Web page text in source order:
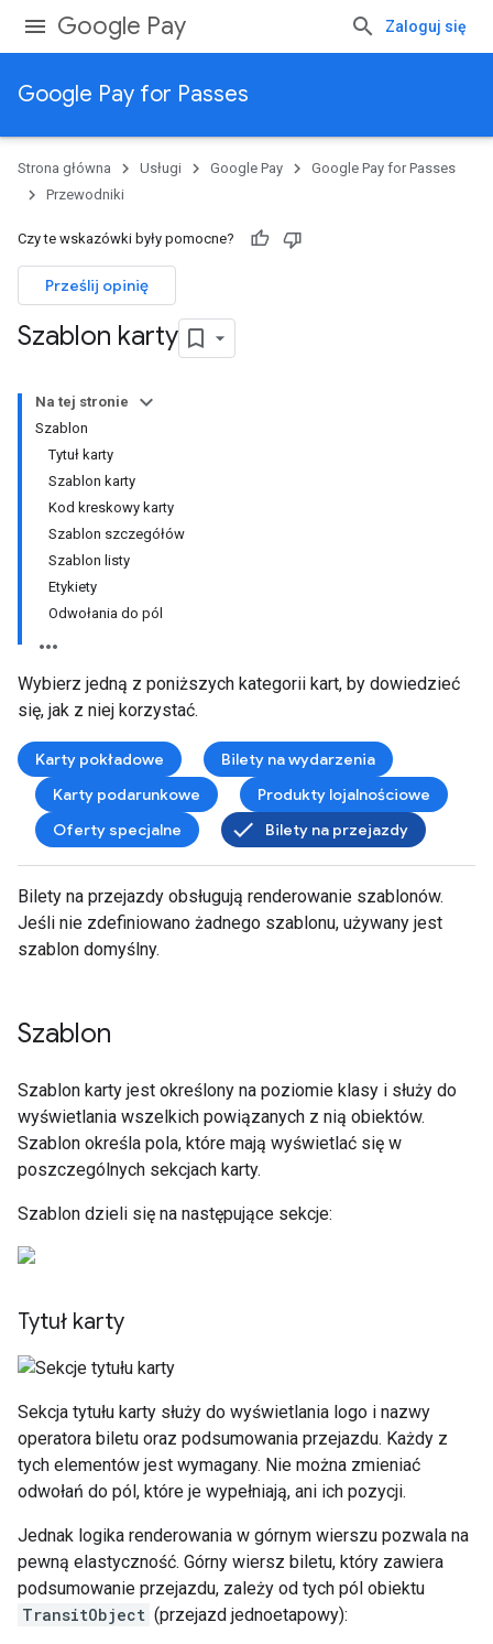
Google Pay Zaloguj się
Google Pay for Passes
Strona główna Usługi Google Pay
Google Pay for Passes
Przewodniki
Czy te wskazówki były pomocne?
Prześlij opinię
Szablon karty
Na tej stronie
Szablon
Tytuł karty
Szablon karty
Kod kreskowy karty
Szablon szczegółów
Szablon listy
Etykiety
Odwołania do pól
Wybierz jedną z poniższych kategorii kart, by dowiedzieć
się, jak z niej korzystać.
Karty pokładowe
Bilety na wydarzenia
Karty podarunkowe
Produkty lojalnościowe
Oferty specjalne
Bilety na przejazdy
Bilety na przejazdy obsługują renderowanie szablonów.
Jeśli nie zdefiniowano żadnego szablonu, używany jest
szablon domyślny.
Szablon
Szablon karty jest określony na poziomie klasy i służy do
wyświetlania wszelkich powiązanych z nią obiektów.
Szablon określa pola, które mają wyświetlać się w
poszczególnych sekcjach karty.
Szablon dzieli się na następujące sekcje:
Tytuł karty
Sekcja tytułu karty służy do wyświetlania logo i nazwy
operatora biletu oraz podsumowania przejazdu. Każdy z
tych elementów jest wymagany. Nie można zmieniać
odwołań do pól, które je wypełniają, ani ich pozycji.
Jednak logika renderowania w górnym wierszu pozwala na
pewną elastyczność. Górny wiersz biletu, który zawiera
podsumowanie przejazdu, zależy od tych pól obiektu
TransitObject (przejazd jednoetapowy):